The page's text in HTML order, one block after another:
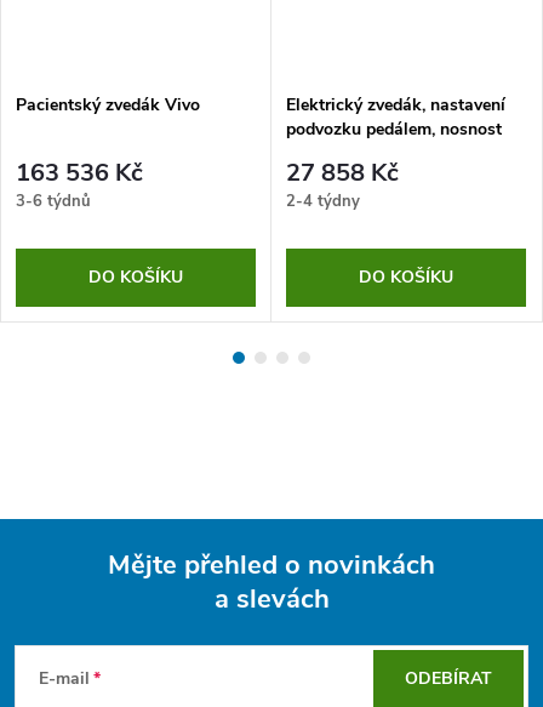
Pacientský zvedák Vivo
163 536 Kč
3-6 týdnů
DO KOŠÍKU
Elektrický zvedák, nastavení
podvozku pedálem, nosnost
27 858 Kč
2-4 týdny
DO KOŠÍKU
Mějte přehled o novinkách
a slevách
E-mail ODEBÍRAT